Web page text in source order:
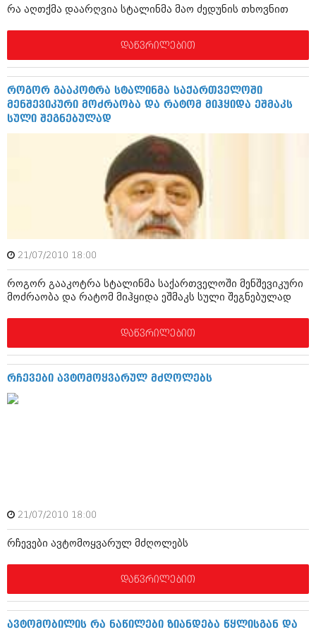
შოუბიზნესი
ქალი და მამაკაცი
ისტორია
სხვადასხვა
არქივი
აგვისტო 2018 (162)
ივლისი 2018 (223)
ივნისი 2018 (244)
აპრილი 2018 (194)
თებერვალი 2018 (208)
იანვარი 2018 (215)
დეკემბერი 2017 (243)
ნოემბერი 2017 (212)
სექტემბერი 2017 (261)
აგვისტო 2017 (212)
ოქტომბერი 2016 (257)
სექტემბერი 2016 (224)
აგვისტო 2016 (258)
მაისი 2016 (261)
მარტი 2016 (200)
თებერვალი 2016 (250)
ანონსი
არქივი
ოქტომბერი 2020 (209)
სექტემბერი 2020 (204)
აგვისტო 2020 (249)
ივლისი 2020 (204)
ივნისი 2020 (249)
არქივის ზომის ნახვა
რა აღთქმა დაარღვია სტალინმა მაო ძედუნის თხოვნით
დაწვრილებით
როგორ გააკოტრა სტალინმა საქართველოში
მენშევიკური მოძრაობა და რატომ მიჰყიდა ეშმაკს
სული შეგნებულად
21/07/2010 18:00
როგორ გააკოტრა სტალინმა საქართველოში მენშევიკური
მოძრაობა და რატომ მიჰყიდა ეშმაკს სული შეგნებულად
დაწვრილებით
რჩევები ავტომოყვარულ მძღოლებს
21/07/2010 18:00
რჩევები ავტომოყვარულ მძღოლებს
დაწვრილებით
ავტომობილის რა ნაწილები ზიანდება წყლისგან და